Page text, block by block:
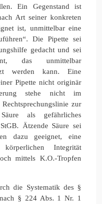
Ein Gegenstand ist
Art seiner konkreten
ist, unmittelbar eine
Die Pipette sei
gedacht und sei
das unmittelbar
werden kann. Eine
Pipette nicht originär
stehe nicht im
zur
als gefährliches
Ätzende Säure sei
dazu geeignet, eine
Integrität
mittels K.O.-Tropfen
die Systematik des §
§ 224 Abs. 1 Nr. 1